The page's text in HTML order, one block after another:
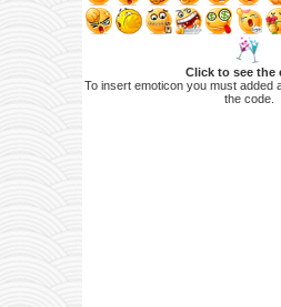
Click to see the
To insert emoticon you must added
the code.